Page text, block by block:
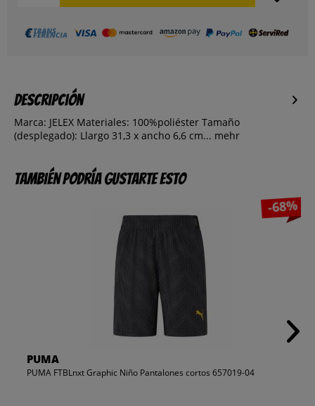
Descripción
Marca: JELEX Materiales: 100%poliéster Tamaño
(desplegado): Llargo 31,3 x ancho 6,6 cm... mehr
También podría gustarte esto
-68%
PUMA
PUMA FTBLnxt Graphic Niño Pantalones cortos 657019-04